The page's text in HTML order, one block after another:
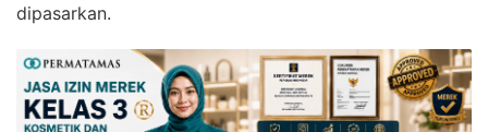
dipasarkan.